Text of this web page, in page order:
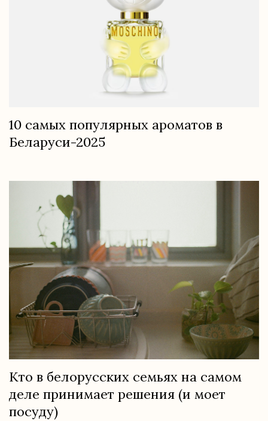
10 самых популярных ароматов в
Беларуси-2025
Кто в белорусских семьях на самом
деле принимает решения (и моет
посуду)